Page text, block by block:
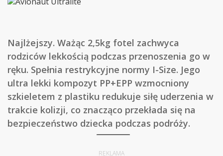
Najlżejszy. Ważąc 2,5kg fotel zachwyca
rodziców lekkością podczas przenoszenia go w
ręku. Spełnia restrykcyjne normy I-Size. Jego
ultra lekki kompozyt PP+EPP wzmocniony
szkieletem z plastiku redukuje siłę uderzenia w
trakcie kolizji, co znacząco przekłada się na
bezpieczeństwo dziecka podczas podróży.
REKLAMA